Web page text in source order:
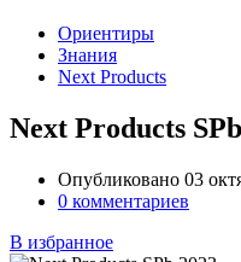
Ориентиры
Знания
Next Products
Next Products
Опубликовано 03
0 комментариев
В избранное